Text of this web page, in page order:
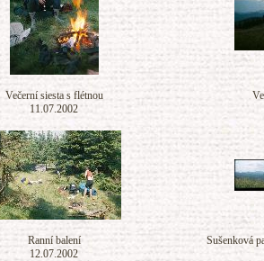
Večerní siesta s flétnou
11.07.2002
Ranní balení
12.07.2002
Sušenková